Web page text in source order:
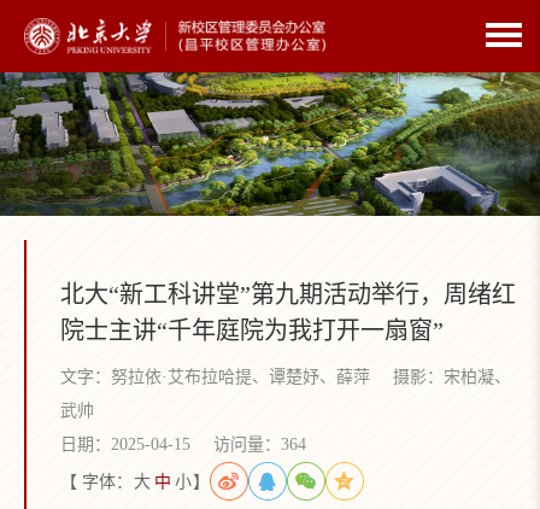
北大“新工科讲堂”第九期活动举行，周绪红
院士主讲“千年庭院为我打开一扇窗”
文字：努拉依·艾布拉哈提、谭楚妤、薛萍
摄影：宋柏凝、
武帅
日期：2025-04-15
访问量： 364
【 字体： 大 中 小】